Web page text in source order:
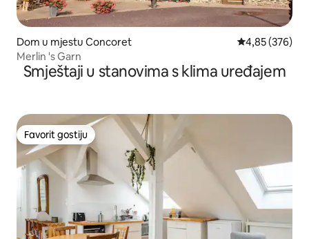
Dom u mjestu Concoret Prosječna
4,85 (376)
Merlin 's Garn
Smještaji u stanovima s klima uređajem
Favorit gostiju
Favorit gostiju